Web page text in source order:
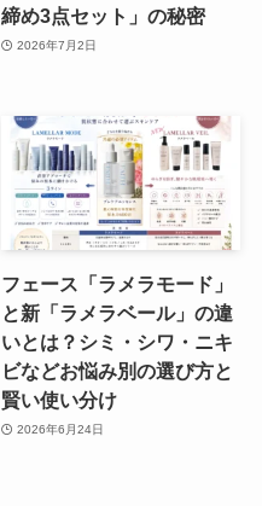
締め3点セット」の秘密
2026年7月2日
フェース「ラメラモード」
と新「ラメラベール」の違
いとは？シミ・シワ・ニキ
ビなどお悩み別の選び方と
賢い使い分け
2026年6月24日